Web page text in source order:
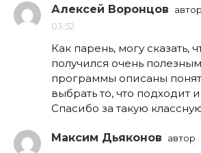
Алексей Воронцов автор
03:52
Как парень, могу сказать,
получился очень
программы описаны
выбрать то, что подходит
Спасибо за такую
Максим Дьяконов автор